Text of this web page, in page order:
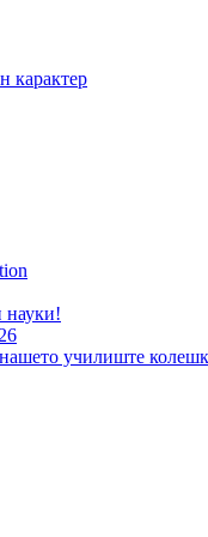
карактер
науки!
училиште